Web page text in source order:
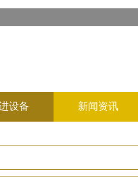
设备 新闻资讯